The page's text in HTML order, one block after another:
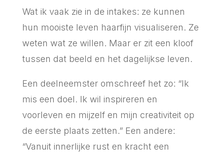
Wat ik vaak zie in de intakes: ze kunnen
hun mooiste leven haarfijn visualiseren. Ze
weten wat ze willen. Maar er zit een kloof
tussen dat beeld en het dagelijkse leven.
Een deelneemster omschreef het zo: “Ik
mis een doel. Ik wil inspireren en
voorleven en mijzelf en mijn creativiteit op
de eerste plaats zetten.” Een andere:
“Vanuit innerlijke rust en kracht een